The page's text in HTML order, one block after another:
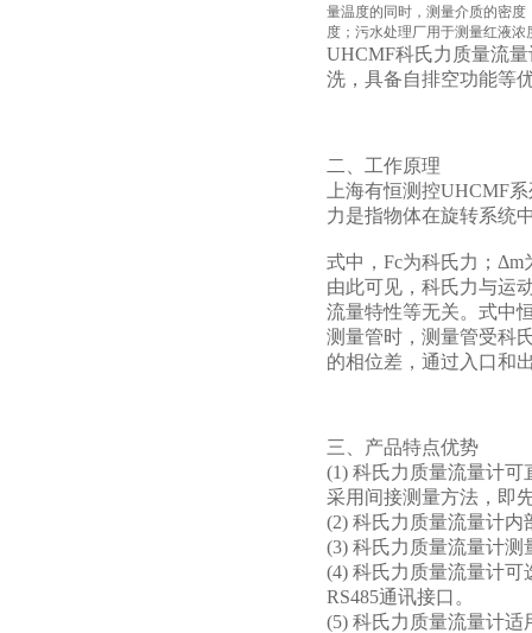
量温度的同时，测量介质的密
度；污水处理厂用于测量红液
UHCMF科氏力质量流
洗，具备自排空功能等
二、工作原理
上海有恒测控UHCMF
力是指物体在旋转系统
式中，Fc为科氏力；
由此可见，科氏力与运
流量特性等无关。式中
测量管时，测量管受科
的相位差，通过入口和
三、产品特点优势
(1) 科氏力质量流量计
采用间接测量方法，即
(2) 科氏力质量流量计
(3) 科氏力质量流量计测
(4) 科氏力质量流量计
RS485通讯接口。
(5) 科氏力质量流量计